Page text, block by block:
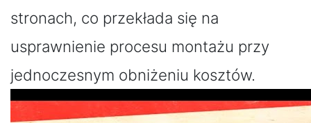
stronach, co przekłada się na
usprawnienie procesu montażu przy
jednoczesnym obniżeniu kosztów.